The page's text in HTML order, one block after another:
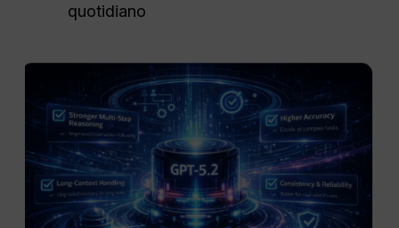
quotidiano